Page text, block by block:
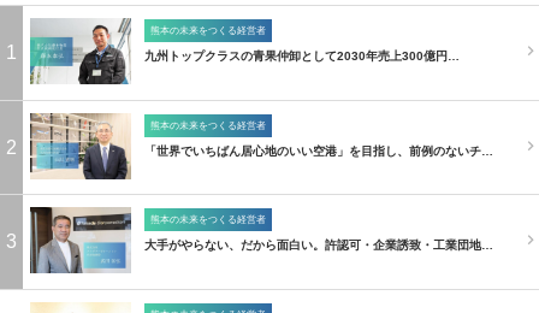
1
熊本の未来をつくる経営者
九州トップクラスの青果仲卸として2030年売上300億円…
2
熊本の未来をつくる経営者
「世界でいちばん居心地のいい空港」を目指し、前例のないチ…
3
熊本の未来をつくる経営者
大手がやらない、だから面白い。許認可・企業誘致・工業団地…